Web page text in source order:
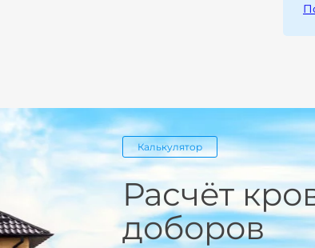
Калькулятор
Расчёт
доборов